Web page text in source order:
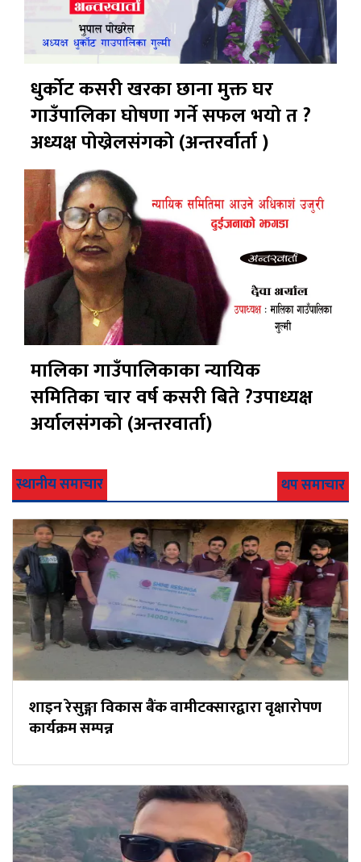
धुर्कोट कसरी खरका छाना मुक्त घर
गाउँपालिका घोषणा गर्ने सफल भयो त ?
अध्यक्ष पोख्रेलसंगको (अन्तरर्वार्ता )
मालिका गाउँपालिकाका न्यायिक
समितिका चार वर्ष कसरी बिते ?उपाध्यक्ष
अर्यालसंंगको (अन्तरवार्ता)
स्थानीय समाचार थप समाचार
शाइन रेसुङ्गा विकास बैंक वामीटक्सारद्वारा वृक्षारोपण
कार्यक्रम सम्पन्न